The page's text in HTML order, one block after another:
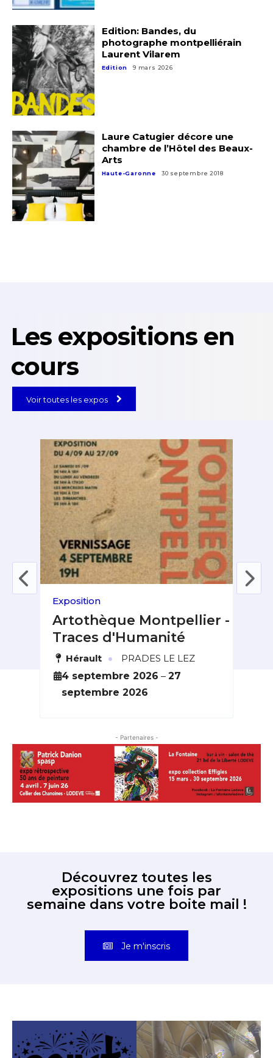
Edition: Bandes, du
photographe montpelliérain
Laurent Vilarem
Edition 9 mars 2026
Laure Catugier décore une
chambre de l’Hôtel des Beaux-
Arts
Haute-Garonne 30 septembre 2018
Les expositions en
cours
Voir toutes les expos
Exposition
Artothèque Montpellier -
Traces d'Humanité
Hérault ·
PRADES LE LEZ
4 septembre 2026 –27
septembre 2026
- Partenaires -
Découvrez toutes les
expositions une fois par
semaine dans votre boite mail !
Je m'inscris